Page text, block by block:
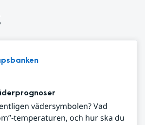
vädersymbolen? Vad
temperaturen, och hur ska du